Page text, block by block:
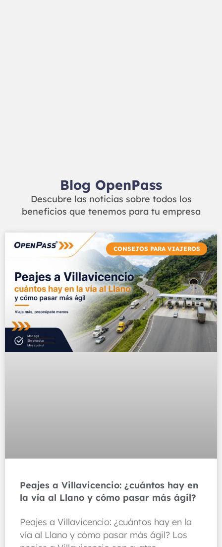
Blog OpenPass
Descubre las noticias sobre todos los
beneficios que tenemos para tu empresa
CONSEJOS PARA VIAJEROS
Peajes a Villavicencio: ¿cuántos hay en
la vía al Llano y cómo pasar más ágil?
Peajes a Villavicencio: ¿cuántos hay en la
vía al Llano y cómo pasar más ágil? Los